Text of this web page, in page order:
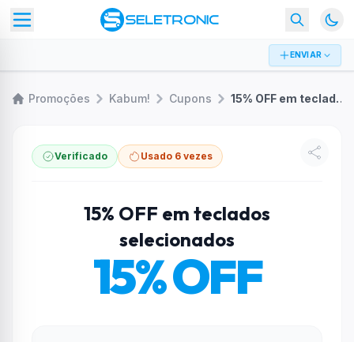
ENVIAR
Promoções Kabum! Cupons 15% OFF em teclados selecionados
Verificado Usado 6 vezes
15% OFF em teclados
selecionados
15% OFF